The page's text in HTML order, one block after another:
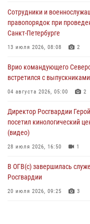
святого праведного
07 августа 2026, 06:15 7
Росгвардейцы оказали
07 августа 2026, 05:00
Сотрудники Росгвардии в
07 августа 2026, 04:10
Сотрудники и
правопорядок при
Санкт-Петербурге
13 июля 2026, 08:08 2
Врио командующего
встретился с
04 августа 2026, 05:00 2
Директор Росгвардии
посетил кинологический
(видео)
28 июля 2026, 16:50 1
В ОГВ(с) завершилась
Росгвардии
20 июля 2026, 09:25 3